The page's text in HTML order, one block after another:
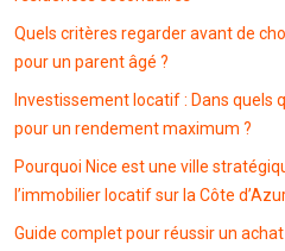
Quels critères regarder avant de
pour un parent âgé ?
Investissement locatif : Dans quels
pour un rendement maximum ?
Pourquoi Nice est une ville
l’immobilier locatif sur la Côte
Guide complet pour réussir un